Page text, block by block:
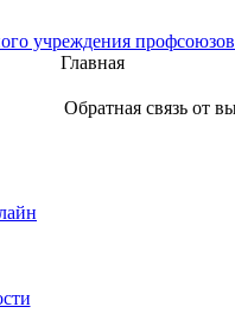
Главная
Обратная связь от